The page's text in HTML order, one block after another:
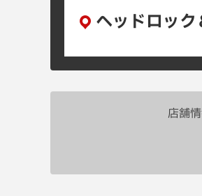
ヘッドロッ
店舗